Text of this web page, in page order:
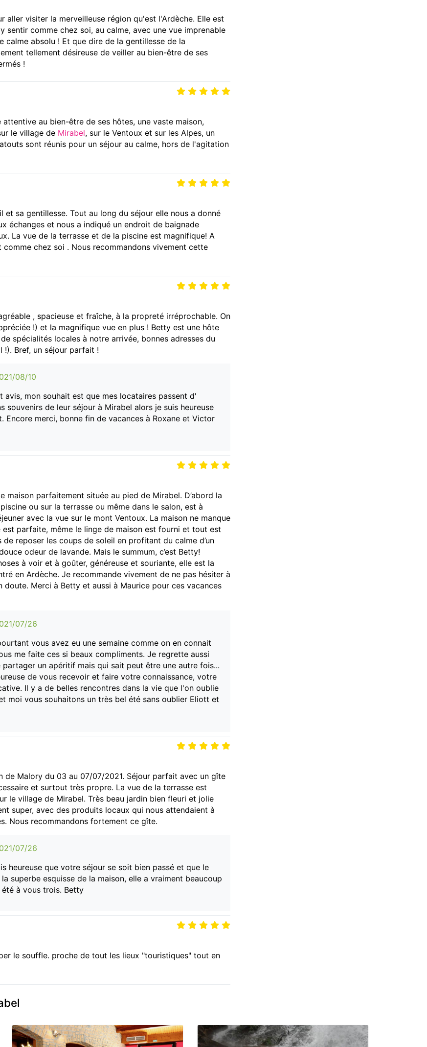
aller visiter la merveilleuse région qu'est l'Ardèche. Elle est
sentir comme chez soi, au calme, avec une vue imprenable
calme absolu ! Et que dire de la gentillesse de la
tellement désireuse de veiller au bien-être de ses
!
au bien-être de ses hôtes, une vaste maison,
le village de Mirabel, sur le Ventoux et sur les Alpes, un
sont réunis pour un séjour au calme, hors de l'agitation
sa gentillesse. Tout au long du séjour elle nous a donné
échanges et nous a indiqué un endroit de baignade
La vue de la terrasse et de la piscine est magnifique! A
chez soi . Nous recommandons vivement cette
, spacieuse et fraîche, à la propreté irréprochable. On
!) et la magnifique vue en plus ! Betty est une hôte
spécialités locales à notre arrivée, bonnes adresses du
Bref, un séjour parfait !
08/10
mon souhait est que mes locataires passent d'
souvenirs de leur séjour à Mirabel alors je suis heureuse
merci, bonne fin de vacances à Roxane et Victor
maison parfaitement située au pied de Mirabel. D’abord la
ou sur la terrasse ou même dans le salon, est à
avec la vue sur le mont Ventoux. La maison ne manque
parfaite, même le linge de maison est fourni et tout est
reposer les coups de soleil en profitant du calme d’un
odeur de lavande. Mais le summum, c’est Betty!
à voir et à goûter, généreuse et souriante, elle est la
en Ardèche. Je recommande vivement de ne pas hésiter à
doute. Merci à Betty et aussi à Maurice pour ces vacances
07/26
vous avez eu une semaine comme on en connait
me faite ces si beaux compliments. Je regrette aussi
un apéritif mais qui sait peut être une autre fois...
de vous recevoir et faire votre connaissance, votre
Il y a de belles rencontres dans la vie que l'on oublie
moi vous souhaitons un très bel été sans oublier Eliott et
de Malory du 03 au 07/07/2021. Séjour parfait avec un gîte
et surtout très propre. La vue de la terrasse est
le village de Mirabel. Très beau jardin bien fleuri et jolie
super, avec des produits locaux qui nous attendaient à
Nous recommandons fortement ce gîte.
07/26
heureuse que votre séjour se soit bien passé et que le
superbe esquisse de la maison, elle a vraiment beaucoup
à vous trois. Betty
le souffle. proche de tout les lieux "touristiques" tout en